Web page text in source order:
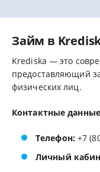
Займ в
Krediska — это
предоставляющий
физических лиц.
Контактные
Телефон:+7
Личный